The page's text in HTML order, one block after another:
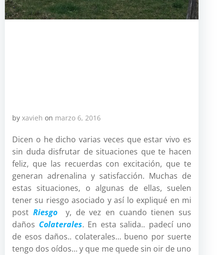
by xavieh on marzo 6, 2016
Dicen o he dicho varias veces que estar vivo es
sin duda disfrutar de situaciones que te hacen
feliz, que las recuerdas con excitación, que te
generan adrenalina y satisfacción. Muchas de
estas situaciones, o algunas de ellas, suelen
tener su riesgo asociado y así lo expliqué en mi
post Riesgoy, de vez en cuando tienen sus
daños Colaterales. En esta salida.. padecí uno
de esos daños.. colaterales… bueno por suerte
tengo dos oídos… y que me quede sin oir de uno